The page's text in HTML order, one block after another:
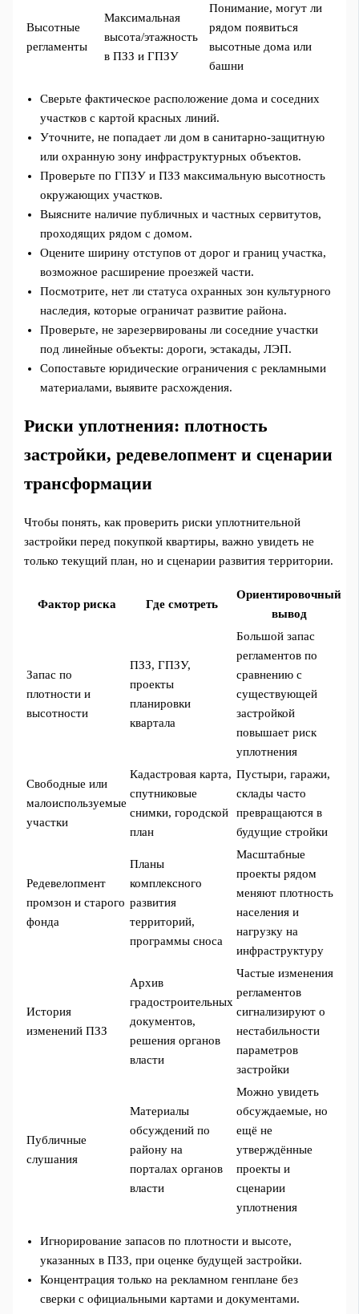
Высотные
регламенты
Максимальная
высота/этажность
в ПЗЗ и ГПЗУ
Понимание, могут ли
рядом появиться
высотные дома или
башни
Сверьте фактическое расположение дома и соседних
участков с картой красных линий.
Уточните, не попадает ли дом в санитарно-защитную
или охранную зону инфраструктурных объектов.
Проверьте по ГПЗУ и ПЗЗ максимальную высотность
окружающих участков.
Выясните наличие публичных и частных сервитутов,
проходящих рядом с домом.
Оцените ширину отступов от дорог и границ участка,
возможное расширение проезжей части.
Посмотрите, нет ли статуса охранных зон культурного
наследия, которые ограничат развитие района.
Проверьте, не зарезервированы ли соседние участки
под линейные объекты: дороги, эстакады, ЛЭП.
Сопоставьте юридические ограничения с рекламными
материалами, выявите расхождения.
Риски уплотнения: плотность
застройки, редевелопмент и сценарии
трансформации
Чтобы понять, как проверить риски уплотнительной
застройки перед покупкой квартиры, важно увидеть не
только текущий план, но и сценарии развития территории.
Фактор риска Где смотреть
Ориентировочный
вывод
Запас по
плотности и
высотности
ПЗЗ, ГПЗУ,
проекты
планировки
квартала
Большой запас
регламентов по
сравнению с
существующей
застройкой
повышает риск
уплотнения
Свободные или
малоиспользуемые
участки
Кадастровая карта,
спутниковые
снимки, городской
план
Пустыри, гаражи,
склады часто
превращаются в
будущие стройки
Редевелопмент
промзон и старого
фонда
Планы
комплексного
развития
территорий,
программы сноса
Масштабные
проекты рядом
меняют плотность
населения и
нагрузку на
инфраструктуру
История
изменений ПЗЗ
Архив
градостроительных
документов,
решения органов
власти
Частые изменения
регламентов
сигнализируют о
нестабильности
параметров
застройки
Публичные
слушания
Материалы
обсуждений по
району на
порталах органов
власти
Можно увидеть
обсуждаемые, но
ещё не
утверждённые
проекты и
сценарии
уплотнения
Игнорирование запасов по плотности и высоте,
указанных в ПЗЗ, при оценке будущей застройки.
Концентрация только на рекламном генплане без
сверки с официальными картами и документами.